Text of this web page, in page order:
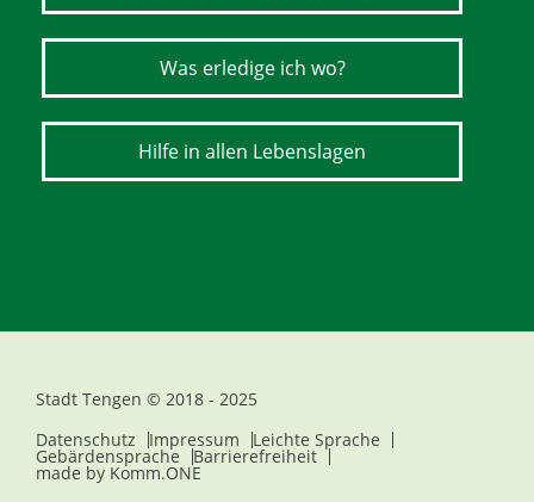
Was erledige ich wo?
Hilfe in allen Lebenslagen
Stadt Tengen © 2018 - 2025
Datenschutz
Impressum Leichte Sprache
Gebärdensprache Barrierefreiheit
made by Komm.ONE